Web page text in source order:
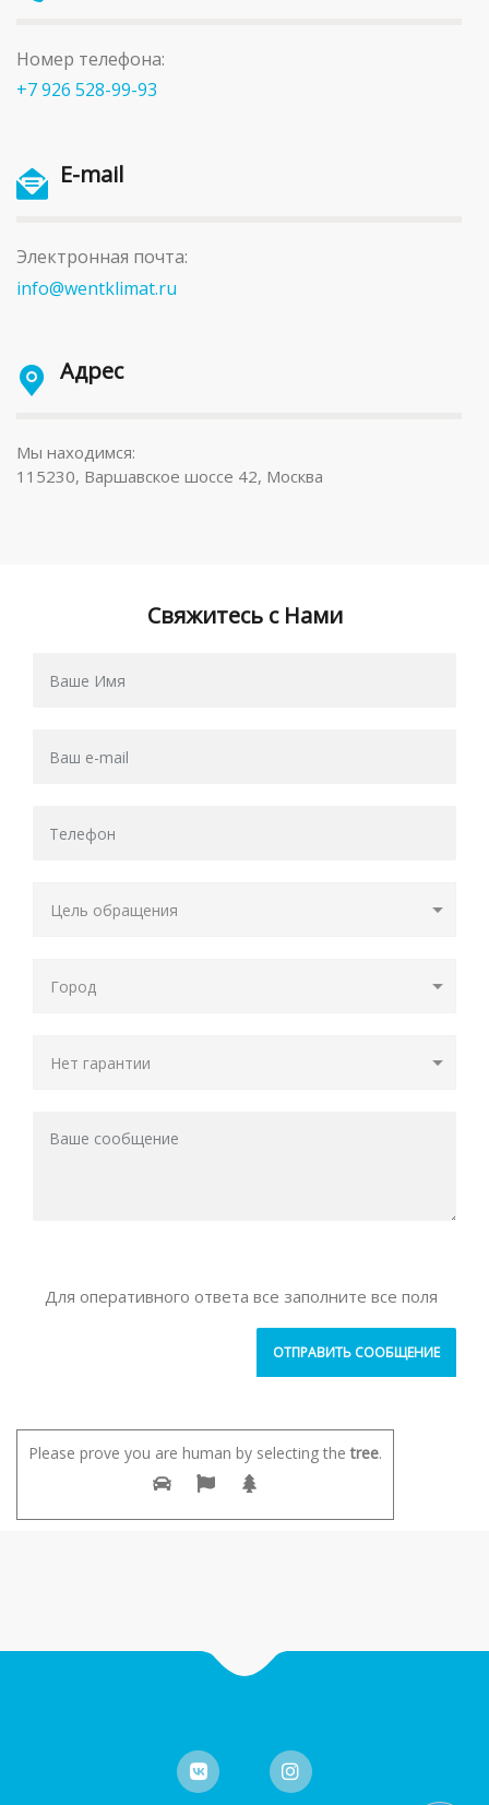
Номер телефона:
+7 926 528-99-93
E-mail
Электронная почта:
info@wentklimat.ru
Адрес
Мы находимся:
115230, Варшавское шоссе 42, Москва
Свяжитесь с Нами
Для оперативного ответа все заполните все поля
Please prove you are human by selecting the tree.